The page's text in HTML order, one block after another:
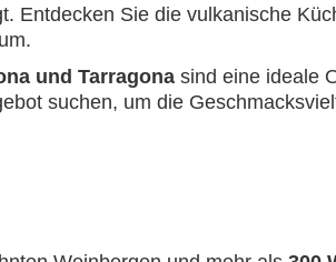
Entdecken Sie die vulkanische
und Tarragona sind eine ideale
suchen, um die